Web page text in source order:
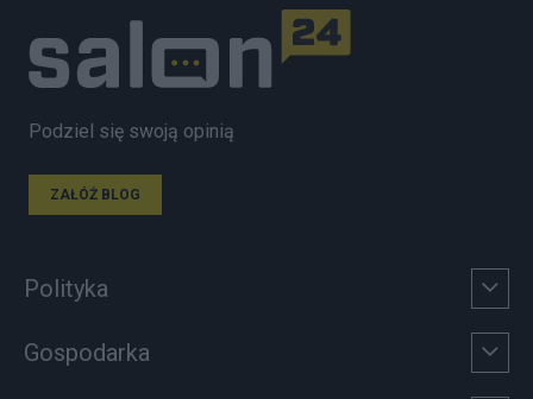
Podziel się swoją opinią
ZAŁÓŻ BLOG
Polityka
Gospodarka